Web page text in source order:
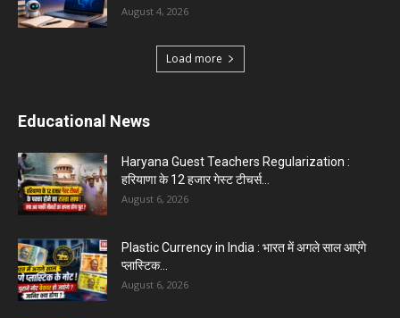
August 4, 2026
Load more
Educational News
Haryana Guest Teachers Regularization :
हरियाणा के 12 हजार गेस्ट टीचर्स...
August 6, 2026
Plastic Currency in India : भारत में अगले साल आएंगे
प्लास्टिक...
August 6, 2026